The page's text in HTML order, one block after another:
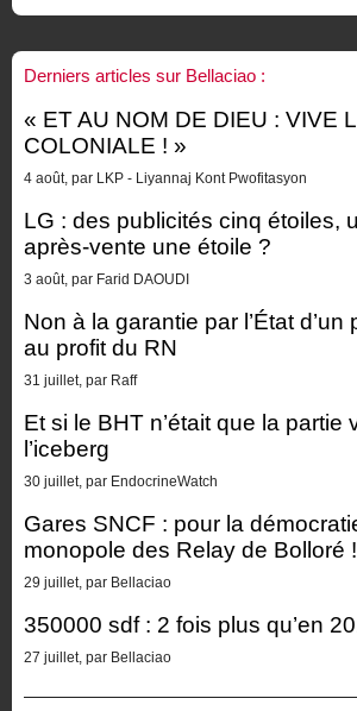
Derniers articles sur Bellaciao :
« ET AU NOM DE DIEU : VIVE
COLONIALE ! »
4 août, par LKP - Liyannaj Kont Pwofitasyon
LG : des publicités cinq étoiles,
après-vente une étoile ?
3 août, par Farid DAOUDI
Non à la garantie par l’État d’un
au profit du RN
31 juillet, par Raff
Et si le BHT n’était que la partie
l’iceberg
30 juillet, par EndocrineWatch
Gares SNCF : pour la
monopole des Relay de Bolloré !
29 juillet, par Bellaciao
350000 sdf : 2 fois plus qu’en
27 juillet, par Bellaciao